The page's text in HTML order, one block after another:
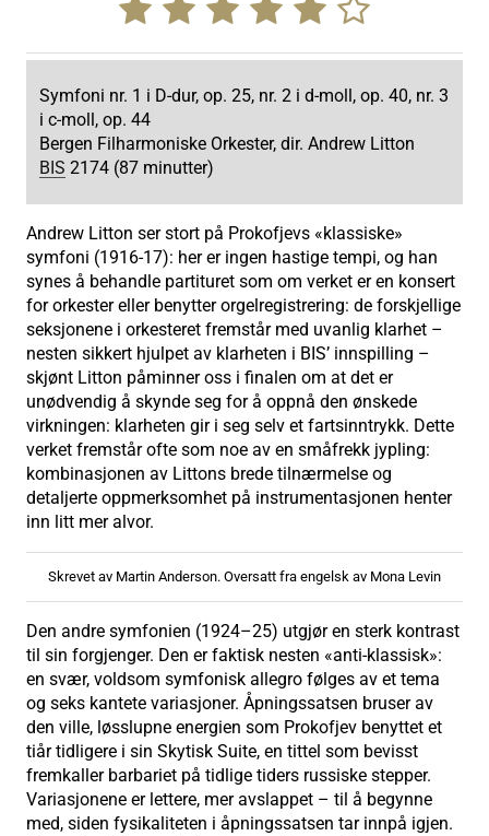
Symfoni nr. 1 i D-dur, op. 25, nr. 2 i d-moll, op. 40, nr. 3
i c-moll, op. 44
Bergen Filharmoniske Orkester, dir. Andrew Litton
BIS 2174 (87 minutter)
Andrew Litton ser stort på Prokofjevs «klassiske»
symfoni (1916-17): her er ingen hastige tempi, og han
synes å behandle partituret som om verket er en konsert
for orkester eller benytter orgelregistrering: de forskjellige
seksjonene i orkesteret fremstår med uvanlig klarhet –
nesten sikkert hjulpet av klarheten i BIS’ innspilling –
skjønt Litton påminner oss i finalen om at det er
unødvendig å skynde seg for å oppnå den ønskede
virkningen: klarheten gir i seg selv et fartsinntrykk. Dette
verket fremstår ofte som noe av en småfrekk jypling:
kombinasjonen av Littons brede tilnærmelse og
detaljerte oppmerksomhet på instrumentasjonen henter
inn litt mer alvor.
Skrevet av Martin Anderson. Oversatt fra engelsk av Mona Levin
Den andre symfonien (1924–25) utgjør en sterk kontrast
til sin forgjenger. Den er faktisk nesten «anti-klassisk»:
en svær, voldsom symfonisk allegro følges av et tema
og seks kantete variasjoner. Åpningssatsen bruser av
den ville, løsslupne energien som Prokofjev benyttet et
tiår tidligere i sin Skytisk Suite, en tittel som bevisst
fremkaller barbariet på tidlige tiders russiske stepper.
Variasjonene er lettere, mer avslappet – til å begynne
med, siden fysikaliteten i åpningssatsen tar innpå igjen.